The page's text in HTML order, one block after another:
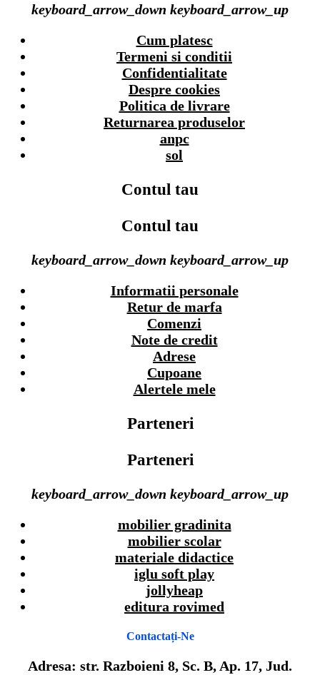
keyboard_arrow_down keyboard_arrow_up
Cum platesc
Termeni si conditii
Confidentialitate
Despre cookies
Politica de livrare
Returnarea produselor
anpc
sol
Contul tau
Contul tau
keyboard_arrow_down keyboard_arrow_up
Informatii personale
Retur de marfa
Comenzi
Note de credit
Adrese
Cupoane
Alertele mele
Parteneri
Parteneri
keyboard_arrow_down keyboard_arrow_up
mobilier gradinita
mobilier scolar
materiale didactice
iglu soft play
jollyheap
editura rovimed
Contactați-Ne
Adresa: str. Razboieni 8, Sc. B, Ap. 17, Jud.